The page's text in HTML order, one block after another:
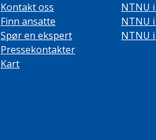
Kontakt oss
Finn ansatte
Spør en ekspert
Pressekontakter
Kart
NTNU
NTNU
NTNU